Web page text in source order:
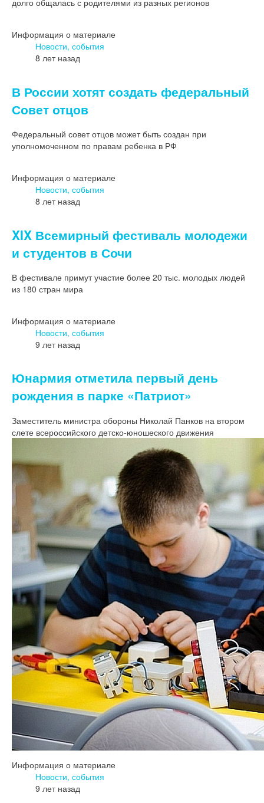
долго общалась с родителями из разных регионов
Информация о материале
Новости, события
8 лет назад
В России хотят создать федеральный
Совет отцов
Федеральный совет отцов может быть создан при
уполномоченном по правам ребенка в РФ
Информация о материале
Новости, события
8 лет назад
XIX Всемирный фестиваль молодежи
и студентов в Сочи
В фестивале примут участие более 20 тыс. молодых людей
из 180 стран мира
Информация о материале
Новости, события
9 лет назад
Юнармия отметила первый день
рождения в парке «Патриот»
Заместитель министра обороны Николай Панков на втором
слете всероссийского детско-юношеского движения
Информация о материале
Новости, события
9 лет назад